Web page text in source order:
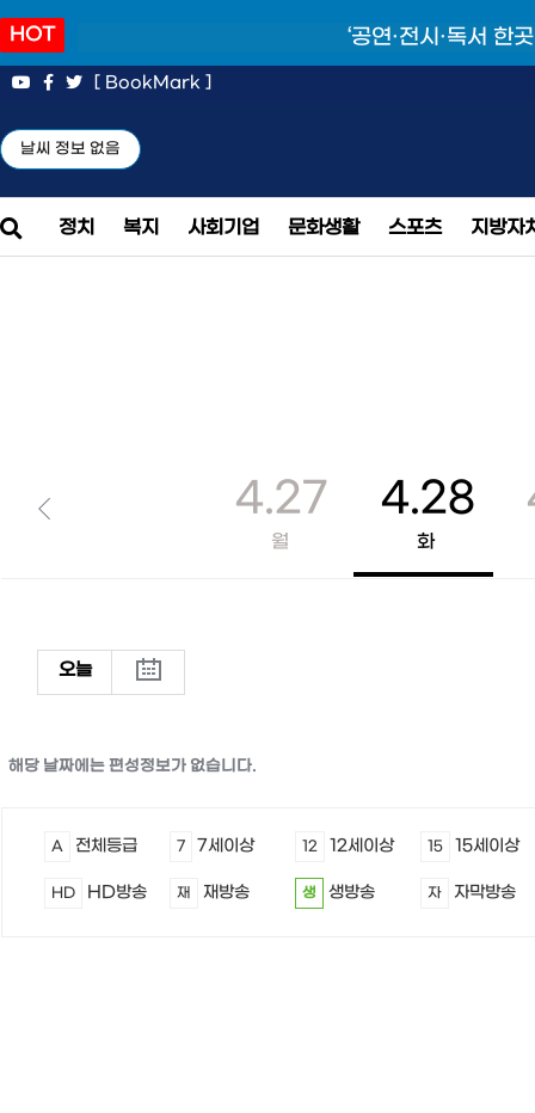
HOT ‘공연·전시·독서
[ BookMark ]
날씨 정보 없음
정치 복지 사회기업 문화생활 스포츠 지방자
4.27
월
4.28
화
오늘
해당 날짜에는 편성정보가 없습니다.
A 전체등급 7 7세이상 12 12세이상 15 15세이상
HD HD방송 재 재방송 생 생방송 자 자막방송